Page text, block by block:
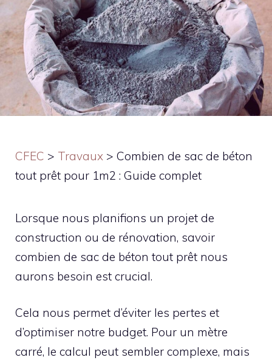
CFEC > Travaux > Combien de sac de béton
tout prêt pour 1m2 : Guide complet
Lorsque nous planifions un projet de
construction ou de rénovation, savoir
combien de sac de béton tout prêt nous
aurons besoin est crucial.
Cela nous permet d’éviter les pertes et
d’optimiser notre budget. Pour un mètre
carré, le calcul peut sembler complexe, mais